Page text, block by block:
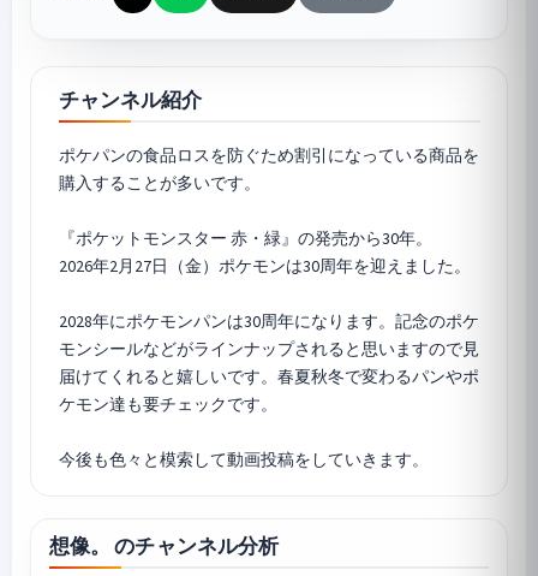
チャンネル紹介
ポケパンの食品ロスを防ぐため割引になっている商品を
購入することが多いです。
『ポケットモンスター 赤・緑』の発売から30年。
2026年2月27日（金）ポケモンは30周年を迎えました。
2028年にポケモンパンは30周年になります。記念のポケ
モンシールなどがラインナップされると思いますので見
届けてくれると嬉しいです。春夏秋冬で変わるパンやポ
ケモン達も要チェックです。
想像。 のチャンネル分析